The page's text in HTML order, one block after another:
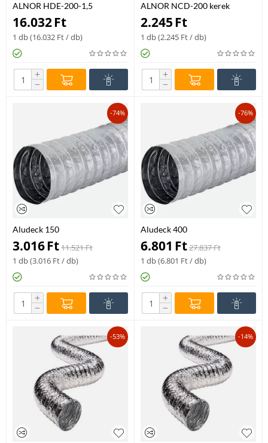
ALNOR HDE-200-1,5
elektromos fűtőkalorifer – 1,5
kW
16.032Ft
1 db (16.032 Ft/ db)
+
−
ALNOR NCD-200 kerek
alumínium mennyezeti befúvó
diffúzor szárnyas szabályzóval
2.245Ft
1 db (2.245 Ft/ db)
+
−
-74%
Aludeck 150
3.016Ft11.521Ft
1 db (3.016 Ft/ db)
+
−
-76%
Aludeck 400
6.801 Ft27.837Ft
1 db (6.801 Ft/ db)
+
−
-53% -14%